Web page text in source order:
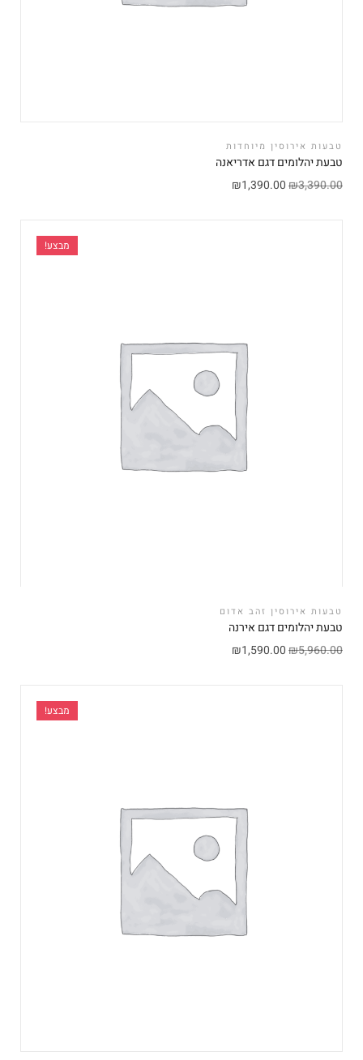
טבעות אירוסין מיוחדות
טבעת יהלומים דגם אדריאנה
₪3,390.00
₪1,390.00
מבצע!
טבעות אירוסין זהב אדום
טבעת יהלומים דגם אירנה
₪5,960.00
₪1,590.00
מבצע!